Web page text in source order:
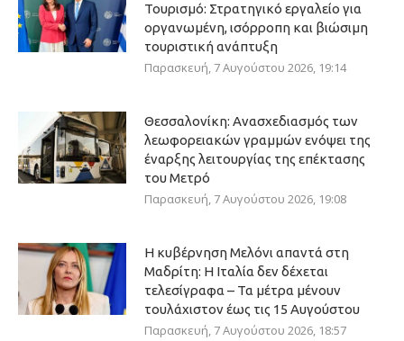
Τουρισμό: Στρατηγικό εργαλείο για
οργανωμένη, ισόρροπη και βιώσιμη
τουριστική ανάπτυξη
Παρασκευή, 7 Αυγούστου 2026, 19:14
Θεσσαλονίκη: Ανασχεδιασμός των
λεωφορειακών γραμμών ενόψει της
έναρξης λειτουργίας της επέκτασης
του Μετρό
Παρασκευή, 7 Αυγούστου 2026, 19:08
Η κυβέρνηση Μελόνι απαντά στη
Μαδρίτη: Η Ιταλία δεν δέχεται
τελεσίγραφα – Τα μέτρα μένουν
τουλάχιστον έως τις 15 Αυγούστου
Παρασκευή, 7 Αυγούστου 2026, 18:57